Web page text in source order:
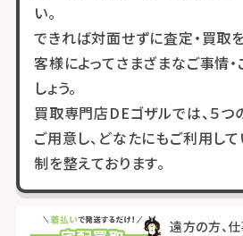
い。
できれば対面せずに査定・買取
客様によってさまざまなご事情
しょう。
買取専門店DEゴザルでは、５つ
ご用意し、どなたにもご利用し
制を整えております。
遠方の方、